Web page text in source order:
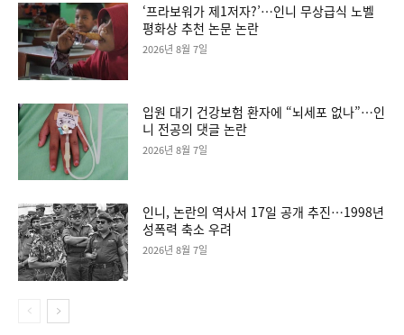
‘프라보워가 제1저자?’…인니 무상급식 노벨
평화상 추천 논문 논란
2026년 8월 7일
입원 대기 건강보험 환자에 “뇌세포 없나”…인
니 전공의 댓글 논란
2026년 8월 7일
인니, 논란의 역사서 17일 공개 추진…1998년
성폭력 축소 우려
2026년 8월 7일